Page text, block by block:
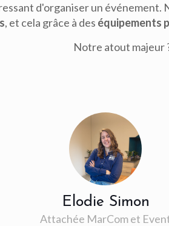
d'organiser un
, et cela grâce à des équipements
Notre atout majeur
Elodie Simon
Attachée MarCom et